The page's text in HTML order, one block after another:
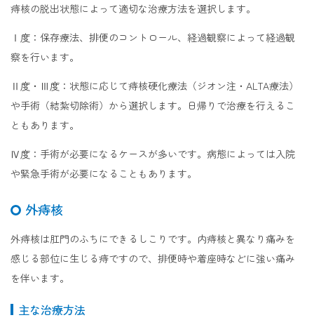
痔核の脱出状態によって適切な治療方法を選択します。
Ⅰ度：保存療法、排便のコントロール、経過観察によって経過観
察を行います。
Ⅱ度・Ⅲ度：状態に応じて痔核硬化療法（ジオン注・ALTA療法）
や手術（結紮切除術）から選択します。日帰りで治療を行えるこ
ともあります。
Ⅳ度：手術が必要になるケースが多いです。病態によっては入院
や緊急手術が必要になることもあります。
外痔核
外痔核は肛門のふちにできるしこりです。内痔核と異なり痛みを
感じる部位に生じる痔ですので、排便時や着座時などに強い痛み
を伴います。
主な治療方法